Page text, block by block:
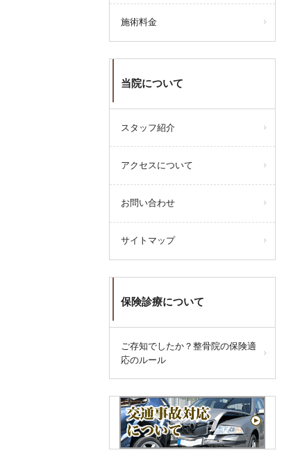
施術料金
当院について
スタッフ紹介
アクセスについて
お問い合わせ
サイトマップ
保険診療について
ご存知でしたか？整骨院の保険適
応のルール